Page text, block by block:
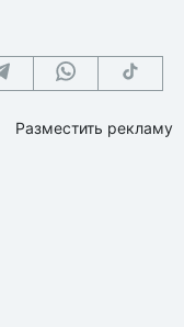
Разместить рекламу